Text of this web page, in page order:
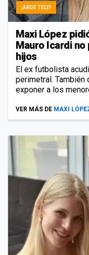
¡ARDE TELE!
Maxi López
Mauro Icardi
hijos
El ex futbolista
perimetral. También
exponer a los
VER MÁS DE MAXI